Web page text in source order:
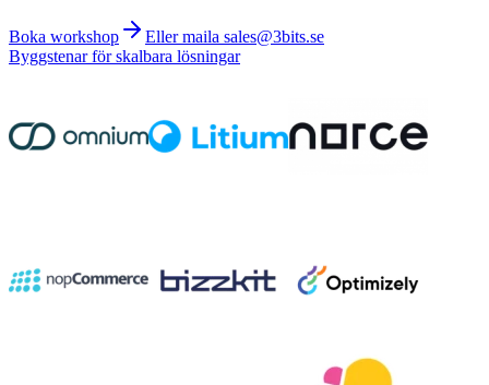
Boka workshop
Eller maila sales@3bits.se
Byggstenar för skalbara lösningar